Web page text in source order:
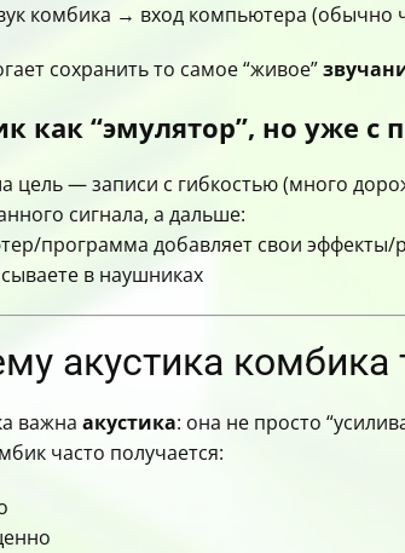
комбика → вход компьютера (обычно
сохранить то самое “живое”
как “эмулятор”, но уже
цель — записи с гибкостью (много
сигнала, а дальше:
программа добавляет свои эффекты/
в наушниках
акустика комбика
важна акустика: она не просто
часто получается: